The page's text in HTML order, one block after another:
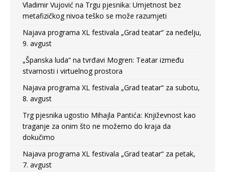
Vladimir Vujović na Trgu pjesnika: Umjetnost bez
metafizičkog nivoa teško se može razumjeti
Najava programa XL festivala „Grad teatar“ za neđelju,
9. avgust
„Španska luda“ na tvrđavi Mogren: Teatar između
stvarnosti i virtuelnog prostora
Najava programa XL festivala „Grad teatar“ za subotu,
8. avgust
Trg pjesnika ugostio Mihajla Pantića: Književnost kao
traganje za onim što ne možemo do kraja da
dokučimo
Najava programa XL festivala „Grad teatar“ za petak,
7. avgust